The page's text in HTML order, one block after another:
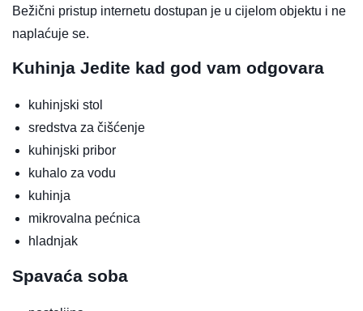
Bežični pristup internetu dostupan je u cijelom objektu i ne
naplaćuje se.
Kuhinja Jedite kad god vam odgovara
kuhinjski stol
sredstva za čišćenje
kuhinjski pribor
kuhalo za vodu
kuhinja
mikrovalna pećnica
hladnjak
Spavaća soba